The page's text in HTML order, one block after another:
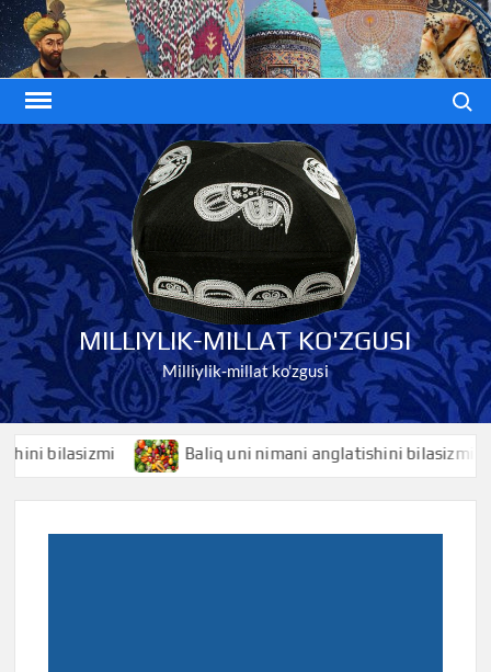
Skip
to
content
MILLIYLIK-MILLAT KO'ZGUSI
Milliylik-millat ko'zgusi
bilasizmi Baliq uni nimani anglatishini bilasizmi